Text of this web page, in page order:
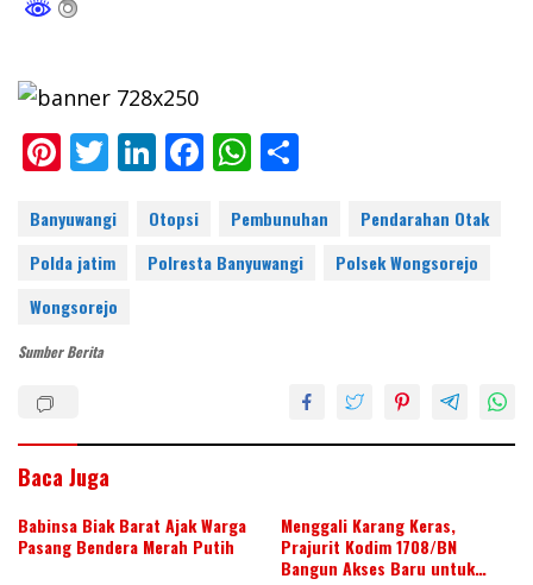
Pi
er
e
st
T
itt
er
Li
k
e
F
b
W
at
s
ar
e
Banyuwangi Otopsi Pembunuhan
Pendarahan Otak
Polda jatim
Polresta Banyuwangi
Polsek Wongsorejo
Wongsorejo
Sumber Berita
Baca Juga
Babinsa Biak Barat Ajak Warga
Pasang Bendera Merah Putih
Menggali Karang Keras,
Prajurit Kodim 1708/BN
Bangun Akses Baru untuk